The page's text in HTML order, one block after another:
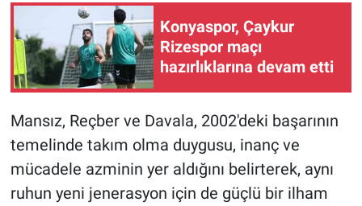
Konyaspor, Çaykur
Rizespor maçı
hazırlıklarına devam etti
Mansız, Reçber ve Davala, 2002'deki başarının
temelinde takım olma duygusu, inanç ve
mücadele azminin yer aldığını belirterek, aynı
ruhun yeni jenerasyon için de güçlü bir ilham